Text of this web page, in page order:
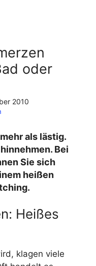
oder
2010
als lästig.
Bei
Sie sich
heißen
Heißes
klagen viele